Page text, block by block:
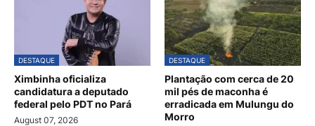
DESTAQUE
Ximbinha oficializa
candidatura a deputado
federal pelo PDT no Pará
August 07, 2026
DESTAQUE
Plantação com cerca de 20
mil pés de maconha é
erradicada em Mulungu do
Morro